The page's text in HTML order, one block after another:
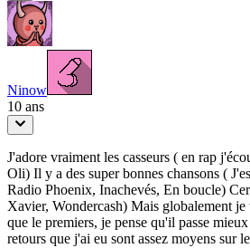
Ninow
10 ans
J'adore vraiment les casseurs ( en rap
Oli) Il y a des super bonnes chansons (
Radio Phoenix, Inachevés, En boucle)
Xavier, Wondercash) Mais globalement
que le premiers, je pense qu'il passe
retours que j'ai eu sont assez moyens sur